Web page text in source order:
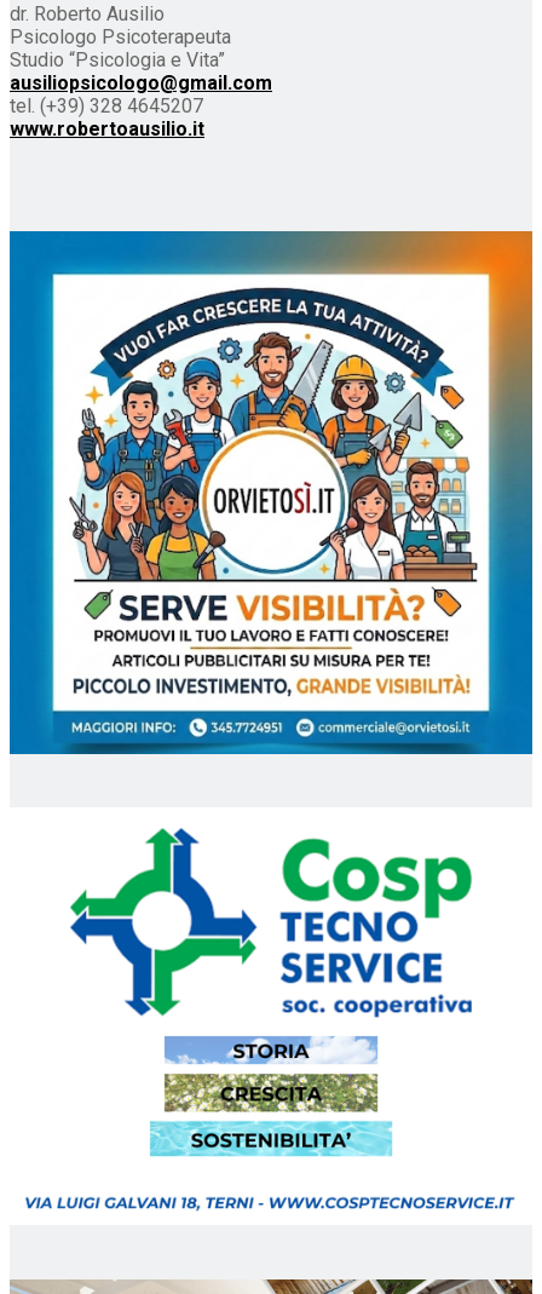
dr. Roberto Ausilio
Psicologo Psicoterapeuta
Studio “Psicologia e Vita”
ausiliopsicologo@gmail.com
tel. (+39) 328 4645207
www.robertoausilio.it